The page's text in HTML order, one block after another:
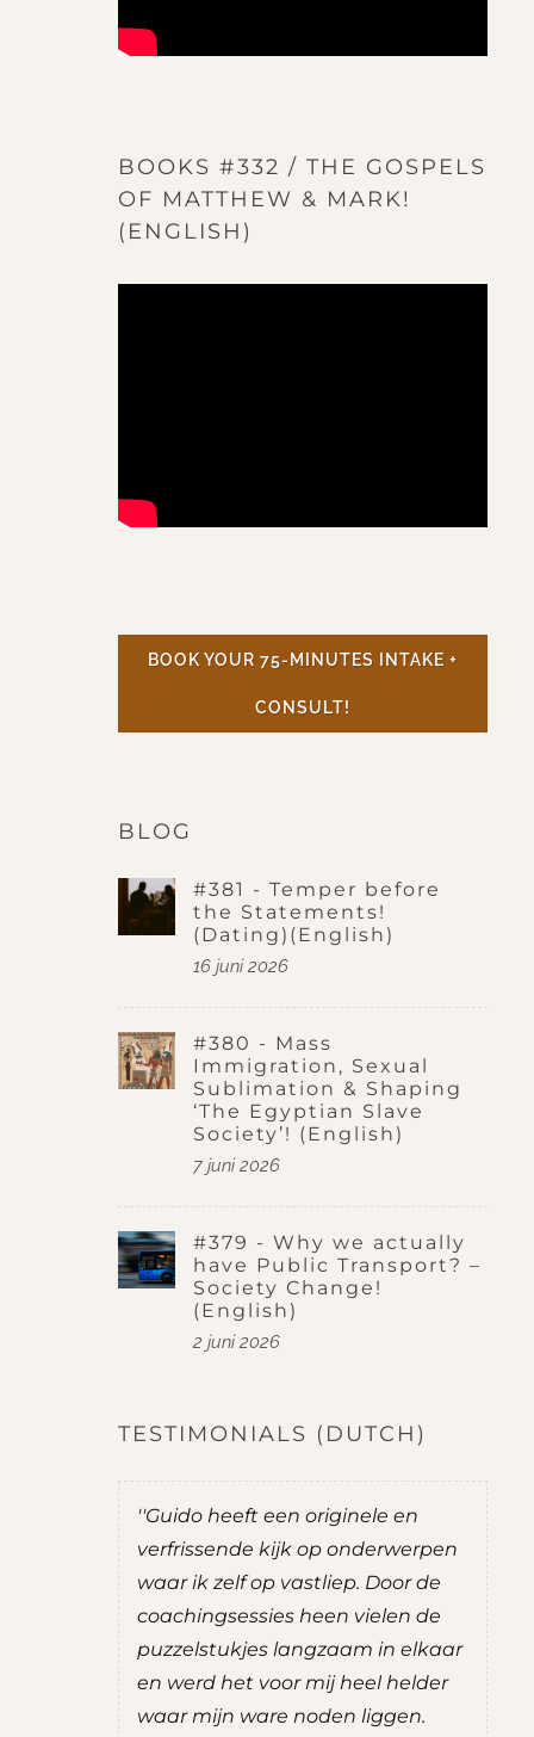
BOOKS #332 / THE GOSPELS
OF MATTHEW & MARK!
(ENGLISH)
BOOK YOUR 75-MINUTES INTAKE +
CONSULT!
BLOG
#381 - Temper before
the Statements!
(Dating)(English)
16 juni 2026
#380 - Mass
Immigration, Sexual
Sublimation & Shaping
‘The Egyptian Slave
Society’! (English)
7 juni 2026
#379 - Why we actually
have Public Transport? –
Society Change!
(English)
2 juni 2026
TESTIMONIALS (DUTCH)
''Guido heeft een originele en
verfrissende kijk op onderwerpen
waar ik zelf op vastliep. Door de
coachingsessies heen vielen de
puzzelstukjes langzaam in elkaar
en werd het voor mij heel helder
waar mijn ware noden liggen.